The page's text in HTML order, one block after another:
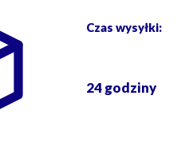
Czas wysyłki:
24 godziny